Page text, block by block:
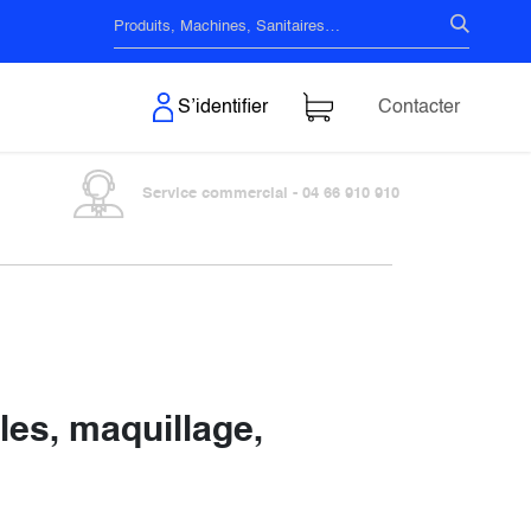
S’identifier Contacter
Service commercial - 04 66 910 910
maquillage,